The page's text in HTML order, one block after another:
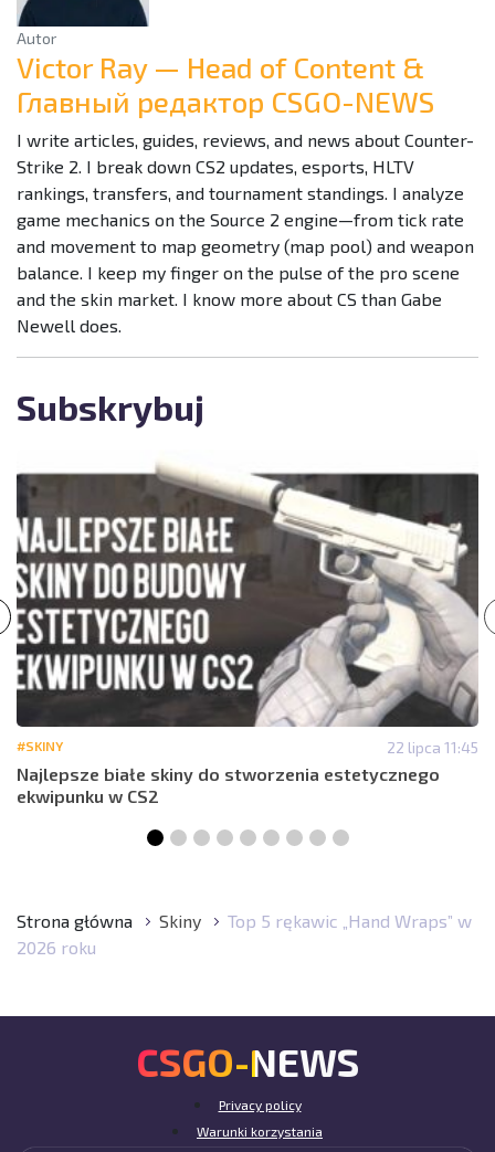
Autor
Victor Ray — Head of Content &
Главный редактор CSGO-NEWS
I write articles, guides, reviews, and news about Counter-
Strike 2. I break down CS2 updates, esports, HLTV
rankings, transfers, and tournament standings. I analyze
game mechanics on the Source 2 engine—from tick rate
and movement to map geometry (map pool) and weapon
balance. I keep my finger on the pulse of the pro scene
and the skin market. I know more about CS than Gabe
Newell does.
Subskrybuj
#SKINY 22 lipca 11:45
Najlepsze białe skiny do stworzenia estetycznego
ekwipunku w CS2
Strona główna Skiny
Top 5 rękawic „Hand Wraps” w
2026 roku
CSGO-NEWS
Privacy policy
Warunki korzystania